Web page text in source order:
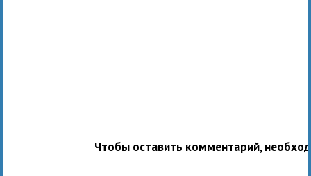
Чтобы оставить комментарий,